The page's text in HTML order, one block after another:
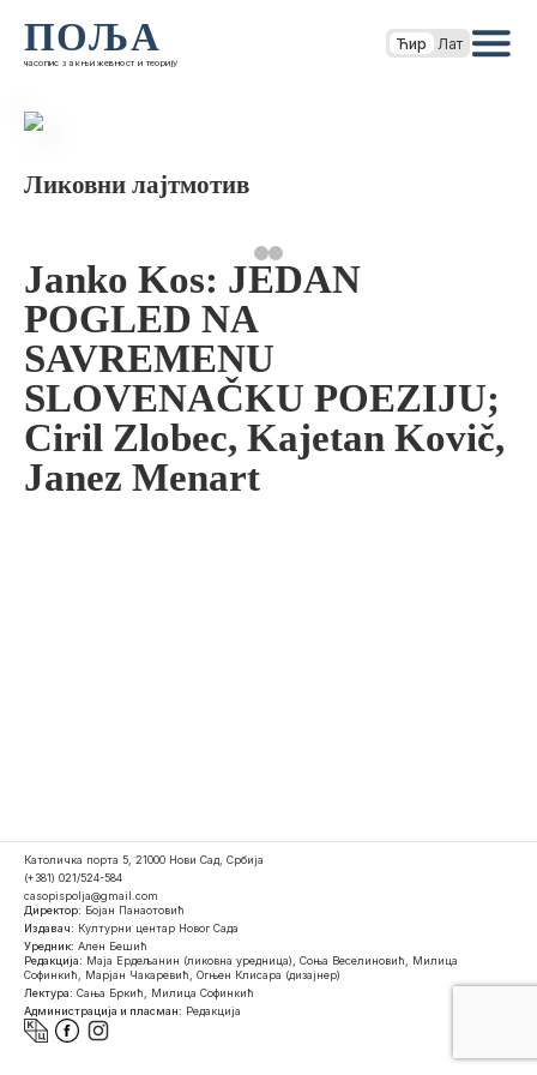
ПОЉА
часопис за књижевност и теорију
Ћир Лат
Ликовни лајтмотив
Janko Kos: JEDAN
POGLED NA
SAVREMENU
SLOVENAČKU POEZIJU;
Ciril Zlobec, Kajetan Kovič,
Janez Menart
Католичка порта 5, 21000 Нови Сад, Србија
(+381) 021/524-584
casopispolja@gmail.com
Директор: Бојан Панаотовић
Издавач: Културни центар Новог Сада
Уредник: Ален Бешић
Редакција: Маја Ердељанин (ликовна уредница), Соња Веселиновић, Милица
Софинкић, Марјан Чакаревић, Огњен Клисара (дизајнер)
Лектура: Сања Бркић, Милица Софинкић
Администрација и пласман: Редакција